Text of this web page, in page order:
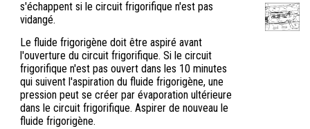
s'échappent si le circuit frigorifique n'est pas
vidangé.
Le fluide frigorigène doit être aspiré avant
l'ouverture du circuit frigorifique. Si le circuit
frigorifique n'est pas ouvert dans les 10 minutes
qui suivent l'aspiration du fluide frigorigène, une
pression peut se créer par évaporation ultérieure
dans le circuit frigorifique. Aspirer de nouveau le
fluide frigorigène.